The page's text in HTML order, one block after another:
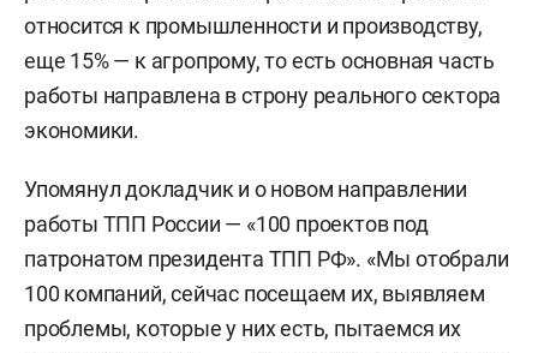
относится к промышленности и производству,
еще 15% — к агропрому, то есть основная часть
работы направлена в строну реального сектора
экономики.
Упомянул докладчик и о новом направлении
работы ТПП России — «100 проектов под
патронатом президента ТПП РФ». «Мы отобрали
100 компаний, сейчас посещаем их, выявляем
проблемы, которые у них есть, пытаемся их